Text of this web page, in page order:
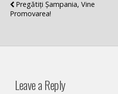
Pregătiți Șampania, Vine
Promovarea!
Leave a Reply